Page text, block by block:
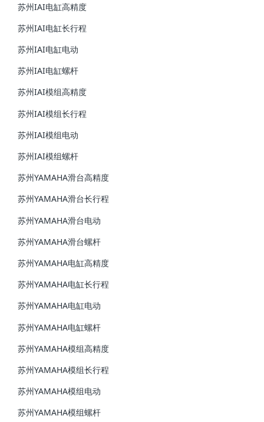
苏州IAI电缸高精度
苏州IAI电缸长行程
苏州IAI电缸电动
苏州IAI电缸螺杆
苏州IAI模组高精度
苏州IAI模组长行程
苏州IAI模组电动
苏州IAI模组螺杆
苏州YAMAHA滑台高精度
苏州YAMAHA滑台长行程
苏州YAMAHA滑台电动
苏州YAMAHA滑台螺杆
苏州YAMAHA电缸高精度
苏州YAMAHA电缸长行程
苏州YAMAHA电缸电动
苏州YAMAHA电缸螺杆
苏州YAMAHA模组高精度
苏州YAMAHA模组长行程
苏州YAMAHA模组电动
苏州YAMAHA模组螺杆